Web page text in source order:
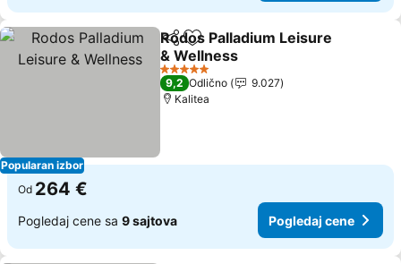
Popularan izbor
Deli Dodati u favorite
Rodos Palladium Leisure
& Wellness
Pogledaj cene
5 Zvezdice
9,2 Odlično
9.027
Kalitea
Od 264 €
Pogledaj cene sa 9 sajtova Pogledaj cene